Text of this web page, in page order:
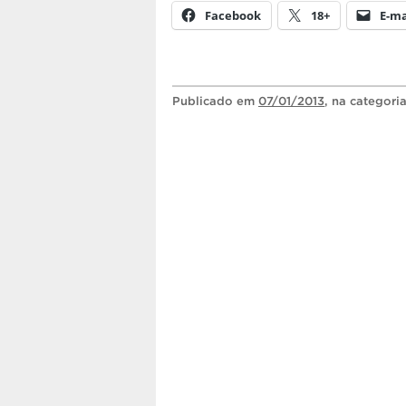
Facebook 18+ E-
Publicado em 07/01/2013, na categoria